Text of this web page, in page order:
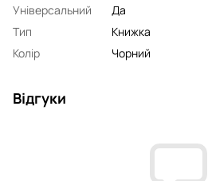
Універсальний
Да
Тип
Книжка
Колір
Чорний
Відгуки